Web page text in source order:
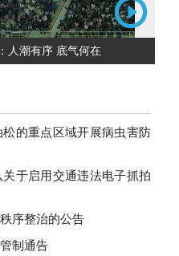
人潮有序 底气何在
的重点区域开展病虫害防
于启用交通违法电子抓拍
序整治的公告
制通告